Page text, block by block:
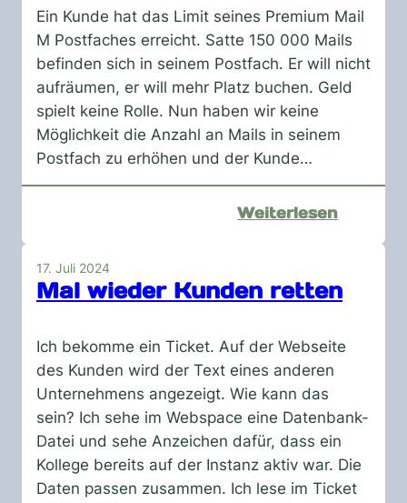
Ein Kunde hat das Limit seines Premium Mail
M Postfaches erreicht. Satte 150 000 Mails
befinden sich in seinem Postfach. Er will nicht
aufräumen, er will mehr Platz buchen. Geld
spielt keine Rolle. Nun haben wir keine
Möglichkeit die Anzahl an Mails in seinem
Postfach zu erhöhen und der Kunde…
Weiterlesen:
keine
Rolle
17. Juli 2024
Mal wieder Kunden retten
Ich bekomme ein Ticket. Auf der Webseite
des Kunden wird der Text eines anderen
Unternehmens angezeigt. Wie kann das
sein? Ich sehe im Webspace eine Datenbank-
Datei und sehe Anzeichen dafür, dass ein
Kollege bereits auf der Instanz aktiv war. Die
Daten passen zusammen. Ich lese im Ticket